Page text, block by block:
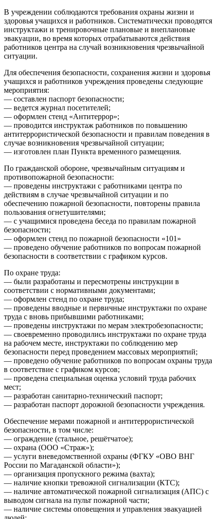
В учреждении соблюдаются требования охраны жизни и
здоровья учащихся и работников. Систематически проводятся
инструктажи и тренировочные плановые и внеплановые
эвакуации, во время которых отрабатываются действия
работников центра на случай возникновения чрезвычайной
ситуации.
Для обеспечения безопасности, сохранения жизни и здоровья
учащихся и работников учреждения проведены следующие
мероприятия:
— составлен паспорт безопасности;
— ведется журнал посетителей;
— оформлен стенд «Антитеррор»;
— проводится инструктаж работников по повышению
антитеррористической безопасности и правилам поведения в
случае возникновения чрезвычайной ситуации;
— изготовлен план Пункта временного размещения.
По гражданской обороне, чрезвычайным ситуациям и
противопожарной безопасности:
— проведены инструктажи с работниками центра по
действиям в случае чрезвычайной ситуации и по
обеспечению пожарной безопасности, повторены правила
пользования огнетушителями;
— с учащимися проведена беседа по правилам пожарной
безопасности;
— оформлен стенд по пожарной безопасности «101»
— проведено обучение работников по вопросам пожарной
безопасности в соответствии с графиком курсов.
По охране труда:
— были разработаны и пересмотрены инструкции в
соответствии с нормативными документами;
— оформлен стенд по охране труда;
— проведены вводные и первичные инструктажи по охране
труда с вновь прибывшими работниками;
— проведены инструктажи по мерам электробезопасности;
— своевременно проводились инструктажи по охране труда
на рабочем месте, инструктажи по соблюдению мер
безопасности перед проведением массовых мероприятий;
— проведено обучение работников по вопросам охраны труда
в соответствие с графиком курсов;
— проведена специальная оценка условий труда рабочих
мест;
— разработан санитарно-технический паспорт;
— разработан паспорт дорожной безопасности учреждения.
Обеспечение мерами пожарной и антитеррористической
безопасности, в том числе:
— ограждение (стальное, решётчатое);
— охрана (ООО «Страж»);
— услуги вневедомственной охраны (ФГКУ «ОВО ВНГ
России по Магаданской области»);
— организация пропускного режима (вахта);
— наличие кнопки тревожной сигнализации (КТС);
— наличие автоматической пожарной сигнализация (АПС) с
выводом сигнала на пульт пожарной части;
— наличие системы оповещения и управления эвакуацией